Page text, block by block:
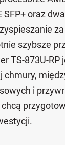
oraz
szybsze
TS-873U-RP
chmury,
i